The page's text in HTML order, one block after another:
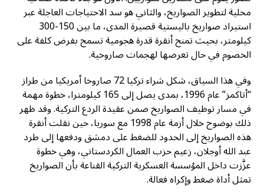
محلية لتطوير الصواريخ، والثاني هو سد الاحتياجات العاجلة عبر
استيراد صواريخ باليستية قصيرة المدى، ما بين 150-300
كيلومتر، بحيث تمنح أنقرة قدرة هجومية تسمح بفرض كلفة على
الخصوم في حال تعرضها لهجمات صاروخية.
وفي هذا السياق، شكل شراء تركيا 72 صاروخا أمريكيا من طراز
“أتاكمز” عام 1996، بمدى يصل إلى 165 كيلومترا، خطوة مهمة
في مسار توظيف الصواريخ ضمن عقيدة الردع التركية. وقد ظهر
ذلك بوضوح خلال أزمة عام 1998 مع سوريا، حين نقلت أنقرة
هذه الصواريخ إلى الحدود للضغط على دمشق ودفعها إلى طرد
عبد الله أوجلان، زعيم حزب العمال الكردستاني، وهي خطوة
عزَّزت داخل المؤسسة العسكرية التركية القناعة بأن الصواريخ
تمثل أداة ضغط وإكراه فعالة.